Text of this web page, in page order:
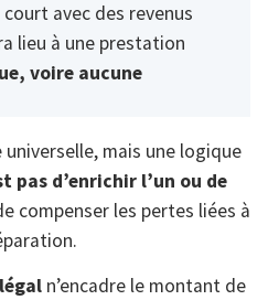
avec des revenus
lieu à une prestation
voire aucune
universelle, mais une logique
pas d’enrichir l’un ou de
compenser les pertes liées à
n’encadre le montant de